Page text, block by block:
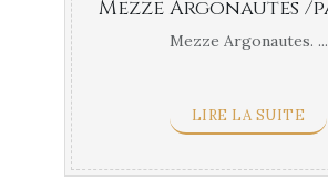
Mezze Argonautes. ...
LIRE LA SUITE